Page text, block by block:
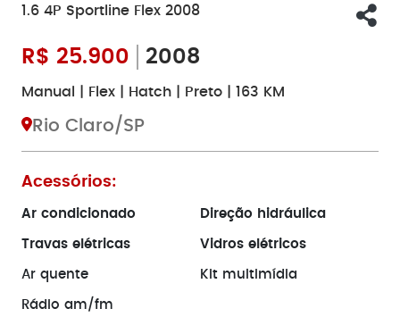
1.6 4P Sportline Flex 2008
R$ 25.900 2008
Manual | Flex | Hatch | Preto | 163 KM
Rio Claro/SP
Acessórios:
Ar condicionado Direção hidráulica
Travas elétricas Vidros elétricos
Ar quente Kit multimídia
Rádio am/fm